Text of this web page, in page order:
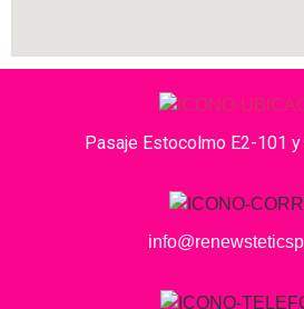
Pasaje Estocolmo E2-101